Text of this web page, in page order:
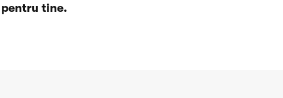
tine.